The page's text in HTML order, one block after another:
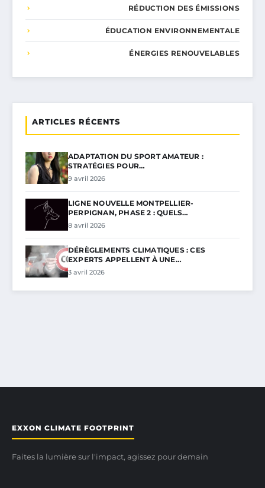
RÉDUCTION DES ÉMISSIONS
ÉDUCATION ENVIRONNEMENTALE
ÉNERGIES RENOUVELABLES
ARTICLES RÉCENTS
ADAPTATION DU SPORT AMATEUR :
STRATÉGIES POUR…
9 avril 2026
LIGNE NOUVELLE MONTPELLIER-
PERPIGNAN, PHASE 2 : QUELS…
8 avril 2026
DÉRÈGLEMENTS CLIMATIQUES : CES
EXPERTS APPELLENT À UNE…
3 avril 2026
EXXON CLIMATE FOOTPRINT
Faites la lumière sur l'impact, agissez pour demain